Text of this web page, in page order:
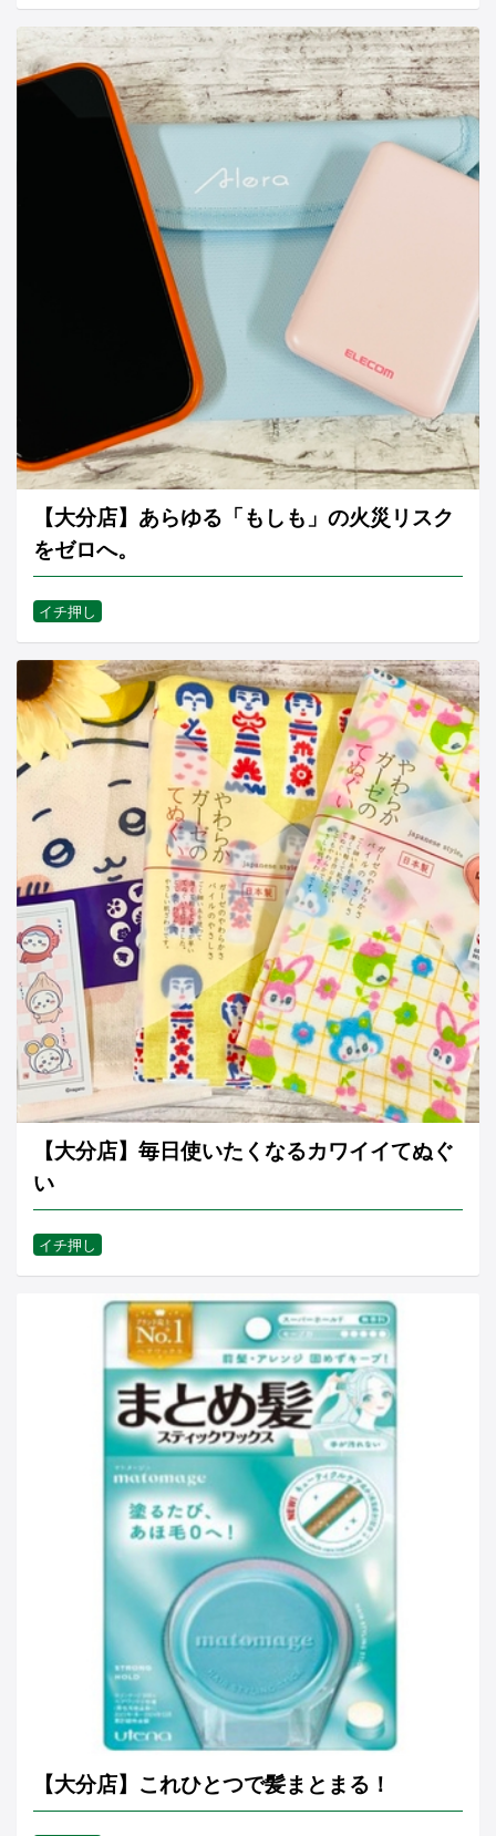
【大分店】あらゆる「もしも」の火災リスク
をゼロへ。
イチ押し
【大分店】毎日使いたくなるカワイイてぬぐ
い
イチ押し
【大分店】これひとつで髪まとまる！